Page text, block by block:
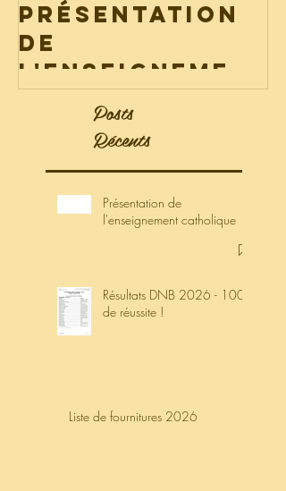
Présentation
de
l'enseignemen
t catholique
Posts
Récents
Présentation de
l'enseignement catholique
Résultats DNB 2026 - 100%
de réussite !
Liste de fournitures 2026